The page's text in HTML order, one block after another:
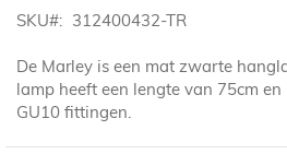
begin
de
afbeeldingen-
gallerij
SKU 312400432-TR
De Marley is een mat zwarte
lamp heeft een lengte van 75cm
GU10 fittingen.